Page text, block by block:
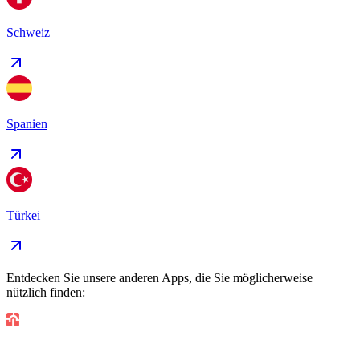
Schweiz
Spanien
Türkei
Entdecken Sie unsere anderen Apps, die Sie möglicherweise
nützlich finden: